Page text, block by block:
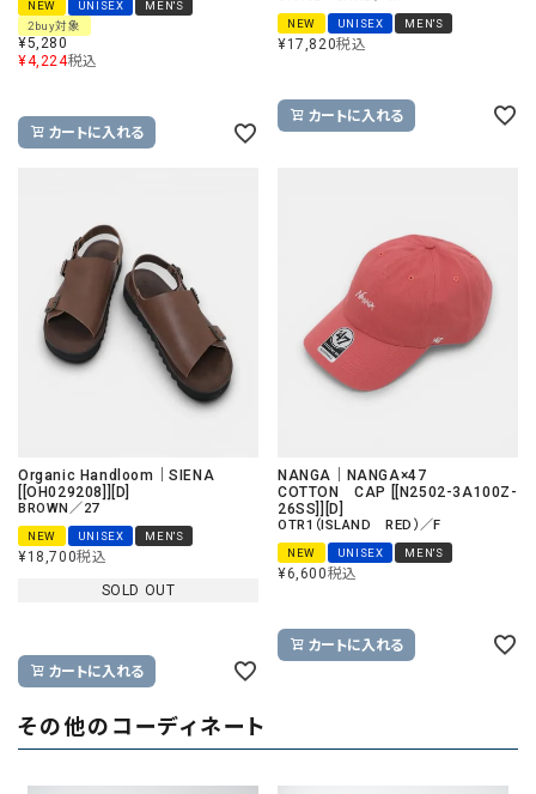
NEW UNISEX
MEN'S
2buy対象
¥5,280
¥4,224税込
カートに入れる
NEW UNISEX MEN'S
¥17,820税込
カートに入れる
Organic Handloom｜SIENA
[[OH029208]][D]
BROWN／27
NEW UNISEX MEN'S
¥18,700税込
SOLD OUT
カートに入れる
NANGA｜NANGA×47
COTTON CAP [[N2502-3A100Z-
26SS]][D]
OTR1（ISLAND RED）／F
NEW UNISEX MEN'S
¥6,600税込
カートに入れる
その他のコーディネート